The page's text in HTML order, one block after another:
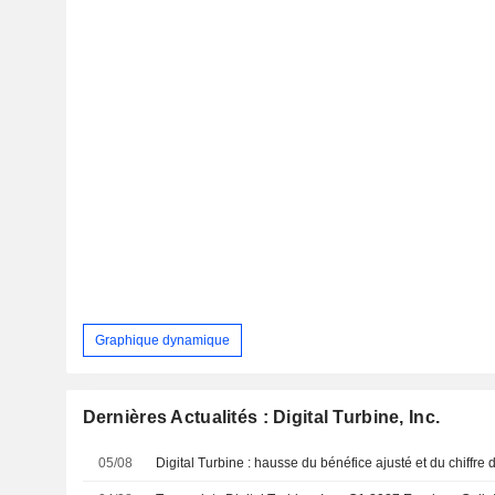
Graphique dynamique
Dernières Actualités : Digital Turbine, Inc.
05/08